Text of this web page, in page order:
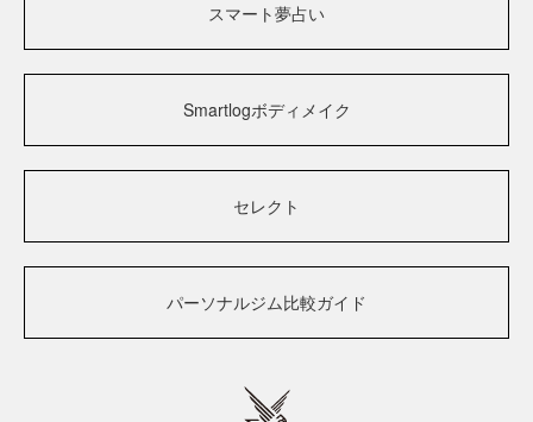
スマート夢占い
Smartlogボディメイク
セレクト
パーソナルジム比較ガイド